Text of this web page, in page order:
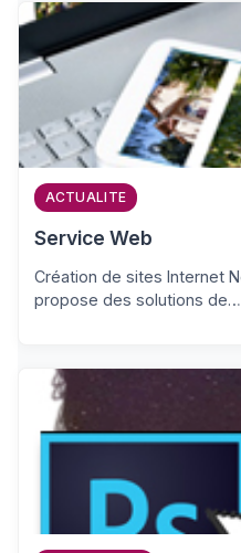
ACTUALITE
Service Web
Création de sites Internet
propose des solutions de…